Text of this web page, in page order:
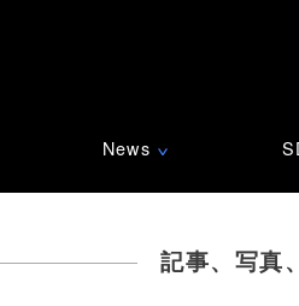
News ∨
記事、写真